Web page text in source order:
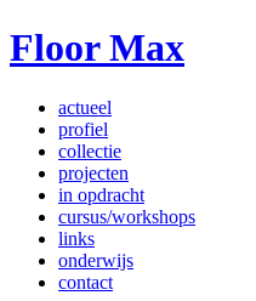
Floor Max
actueel
profiel
collectie
projecten
in opdracht
cursus/workshops
links
onderwijs
contact